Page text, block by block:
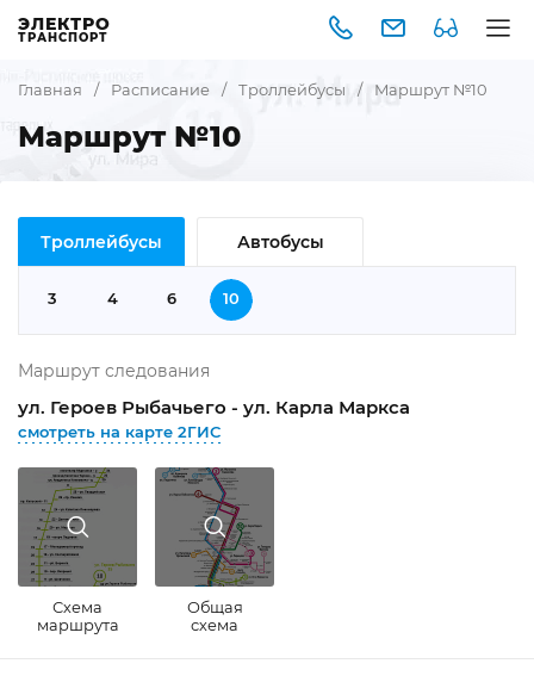
ЭЛЕКТРО
ТРАНСПОРТ
Главная / Расписание / Троллейбусы / Маршрут №10
Маршрут №10
Троллейбусы Автобусы
3 4 6 10
Маршрут следования
ул. Героев Рыбачьего - ул. Карла Маркса
смотреть на карте 2ГИС
Схема
маршрута
Общая
схема